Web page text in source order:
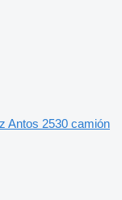
Antos 2530 camión